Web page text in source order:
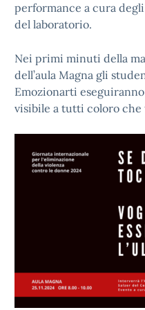
performance a cura
del laboratorio.
Nei primi minuti della
dell’aula Magna gli
Emozionarti
visibile a tutti coloro